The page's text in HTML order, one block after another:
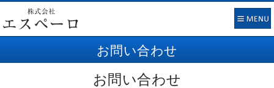
お問い合わせ
お問い合わせ